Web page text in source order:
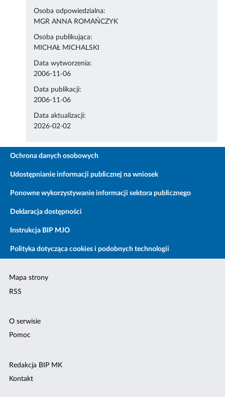
Osoba odpowiedzialna:
MGR ANNA ROMAŃCZYK
Osoba publikująca:
MICHAŁ MICHALSKI
Data wytworzenia:
2006-11-06
Data publikacji:
2006-11-06
Data aktualizacji:
2026-02-02
Ochrona danych osobowych
Udostępnianie informacji publicznej na wniosek
Ponowne wykorzystywanie informacji sektora publicznego
Deklaracja dostępności
Instrukcja BIP MJO
Polityka dotycząca cookies i podobnych technologii
Mapa strony
RSS
O serwisie
Pomoc
Redakcja BIP MK
Kontakt